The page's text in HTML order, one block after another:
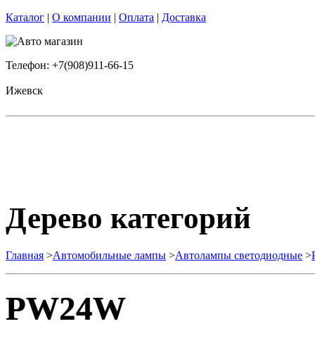
Каталог | О компании | Оплата | Доставка
Телефон: +7(908)911-66-15
Ижевск
Дерево категорий
Главная >Автомобильные лампы >Автолампы светодиодные >
PW24W